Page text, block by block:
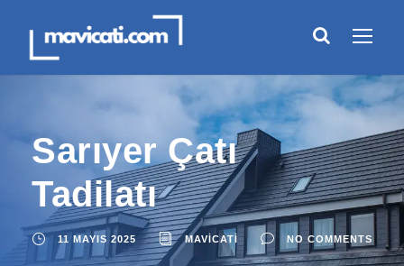
Sarıyer Çatı
Tadilatı
11 MAYIS 2025 MAVICATI NO COMMENTS